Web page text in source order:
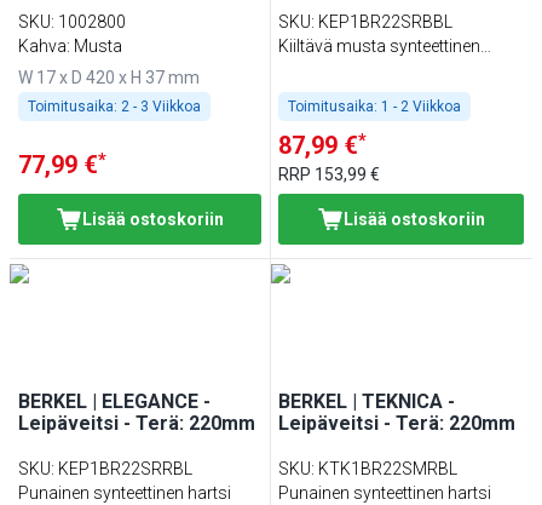
SKU: 1002800
Kahva: Musta
W 17 x D 420 x H 37 mm
Toimitusaika: 2 - 3 Viikkoa
77,99 €*
Lisää ostoskoriin
SKU: KEP1BR22SRBBL
Kiiltävä musta synteettinen
Toimitusaika: 1 - 2 Viikkoa
87,99 €*
RRP 153,99 €
Lisää ostoskoriin
BERKEL | ELEGANCE -
Leipäveitsi - Terä: 220mm
SKU: KEP1BR22SRRBL
Punainen synteettinen hartsi
BERKEL | TEKNICA -
Leipäveitsi - Terä: 220mm
SKU: KTK1BR22SMRBL
Punainen synteettinen hartsi